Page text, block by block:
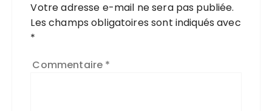
Votre adresse e-mail ne sera pas publiée.
Les champs obligatoires sont indiqués avec
*
Commentaire *